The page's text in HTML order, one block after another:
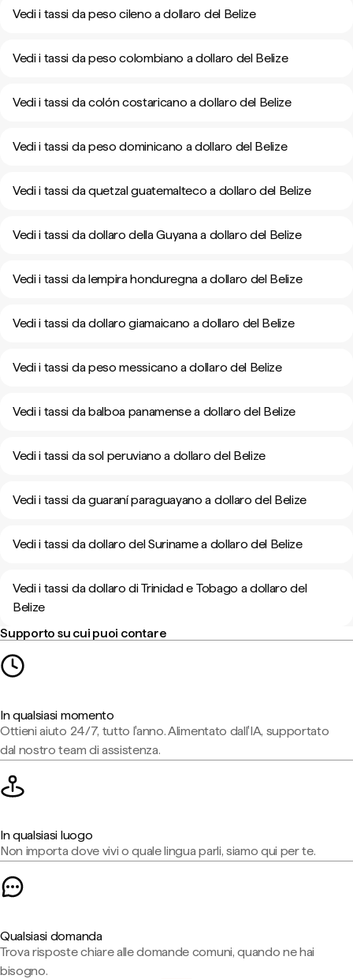
Vedi i tassi da peso cileno a dollaro del Belize
Vedi i tassi da peso colombiano a dollaro del Belize
Vedi i tassi da colón costaricano a dollaro del Belize
Vedi i tassi da peso dominicano a dollaro del Belize
Vedi i tassi da quetzal guatemalteco a dollaro del Belize
Vedi i tassi da dollaro della Guyana a dollaro del Belize
Vedi i tassi da lempira honduregna a dollaro del Belize
Vedi i tassi da dollaro giamaicano a dollaro del Belize
Vedi i tassi da peso messicano a dollaro del Belize
Vedi i tassi da balboa panamense a dollaro del Belize
Vedi i tassi da sol peruviano a dollaro del Belize
Vedi i tassi da guaraní paraguayano a dollaro del Belize
Vedi i tassi da dollaro del Suriname a dollaro del Belize
Vedi i tassi da dollaro di Trinidad e Tobago a dollaro del
Belize
Supporto su cui puoi contare
In qualsiasi momento
Ottieni aiuto 24/7, tutto l'anno. Alimentato dall'IA, supportato
dal nostro team di assistenza.
In qualsiasi luogo
Non importa dove vivi o quale lingua parli, siamo qui per te.
Qualsiasi domanda
Trova risposte chiare alle domande comuni, quando ne hai
bisogno.